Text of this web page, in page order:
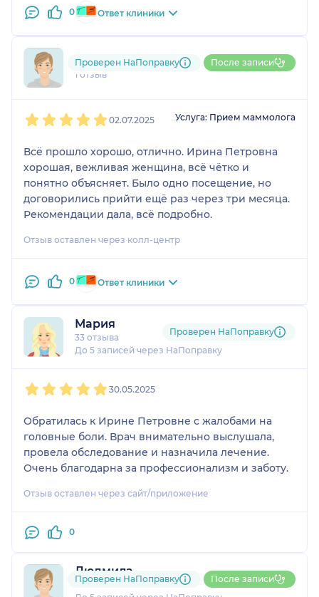
0 Ответ клиники
791....@....ru
1 отзыв
Проверен НаПоправку После записи
02.07.2025 Услуга: Прием маммолога
Всё прошло хорошо, отлично. Ирина Петровна
хорошая, вежливая женщина, всё чётко и
понятно объясняет. Было одно посещение, но
договорились прийти ещё раз через три месяца.
Рекомендации дала, всё подробно.
Отзыв оставлен через колл-центр
0 Ответ клиники
Мария
33 отзыва
До 5 записей через НаПоправку
Проверен НаПоправку
30.05.2025
Обратилась к Ирине Петровне с жалобами на
головные боли. Врач внимательно выслушала,
провела обследование и назначила лечение.
Очень благодарна за профессионализм и заботу.
Отзыв оставлен через сайт/приложение
0
Людмила
1 отзыв
Проверен НаПоправку После записи